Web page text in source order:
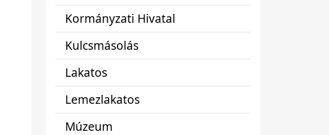
Kormányzati Hivatal
Kulcsmásolás
Lakatos
Lemezlakatos
Múzeum